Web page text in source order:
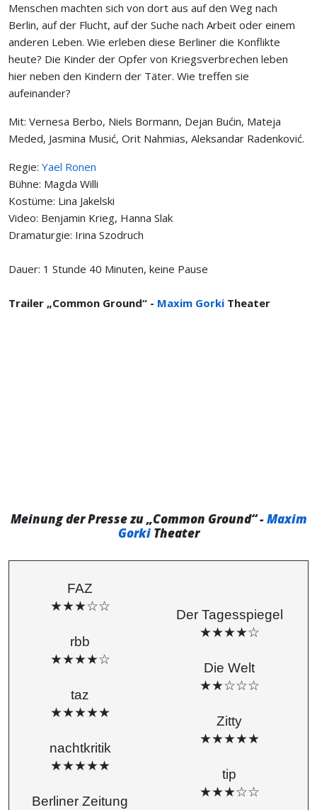
Menschen machten sich von dort aus auf den Weg nach
Berlin, auf der Flucht, auf der Suche nach Arbeit oder einem
anderen Leben. Wie erleben diese Berliner die Konflikte
heute? Die Kinder der Opfer von Kriegsverbrechen leben
hier neben den Kindern der Täter. Wie treffen sie
aufeinander?
Mit: Vernesa Berbo, Niels Bormann, Dejan Bućin, Mateja
Meded, Jasmina Musić, Orit Nahmias, Aleksandar Radenković.
Regie: Yael Ronen
Bühne: Magda Willi
Kostüme: Lina Jakelski
Video: Benjamin Krieg, Hanna Slak
Dramaturgie: Irina Szodruch
Dauer: 1 Stunde 40 Minuten, keine Pause
Trailer „Common Ground“ - Maxim Gorki Theater
Meinung der Presse zu „Common Ground“ -Maxim
GorkiTheater
FAZ
★★★☆☆
rbb
★★★★☆
taz
★★★★★
nachtkritik
★★★★★
Berliner Zeitung
Der Tagesspiegel
★★★★☆
Die Welt
★★☆☆☆
Zitty
★★★★★
tip
★★★☆☆